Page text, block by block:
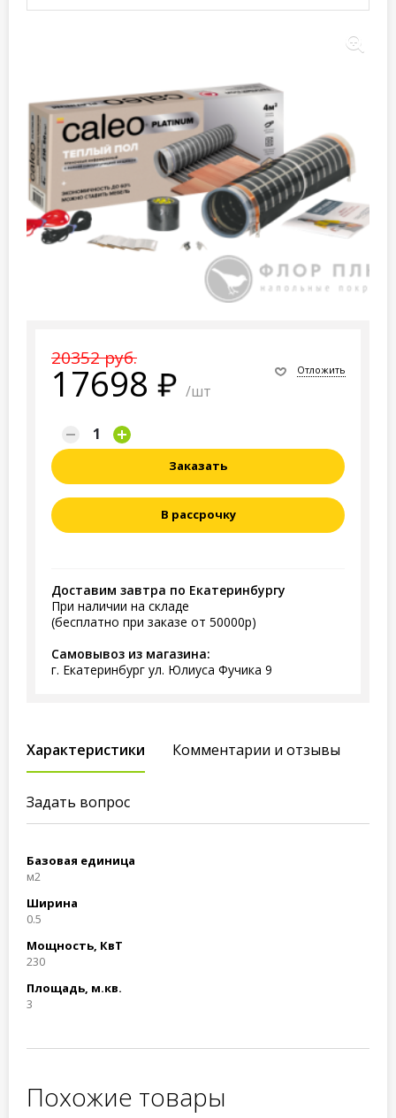
20352 руб.
17698 /шт
Отложить
Заказать
В рассрочку
Доставим завтра по Екатеринбургу
При наличии на складе
(бесплатно при заказе от 50000р)
Самовывоз из магазина:
г. Екатеринбург ул. Юлиуса Фучика 9
Характеристики Комментарии и отзывы
Задать вопрос
Базовая единица
м2
Ширина
0.5
Мощность, КвТ
230
Площадь, м.кв.
3
Похожие товары